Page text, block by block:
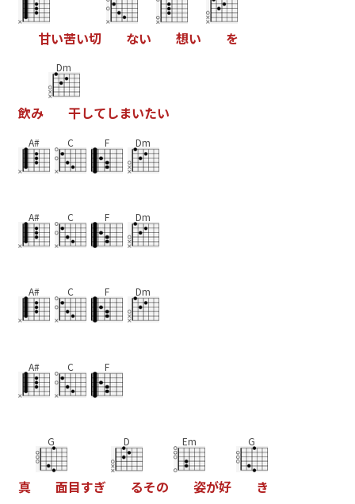
甘い苦い切 ない 想い を
飲み
Dm
干してしまいたい
A# C F Dm
A# C F Dm
A# C F Dm
A# C F
真
G
面目すぎ
D
るその
Em
姿が好
G
き